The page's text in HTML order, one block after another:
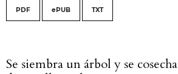
PDF ePUB TXT
Se siembra un árbol y se cosecha